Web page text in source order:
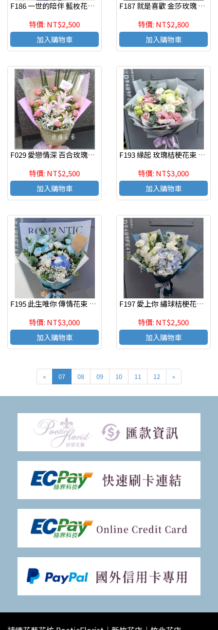
F186 一世的陪伴 藍枚花束 情人節 生日花束 新竹花店代客送花
特價: NT$2,500
加入購物車
F187 就是喜歡 金莎玫瑰 情人節 生日花束 新竹花店代客送花
特價: NT$2,800
加入購物車
F029 愛戀情深 百合玫瑰花束
特價: NT$2,500
加入購物車
F193 緣起 玫瑰桔梗花束 傳情花束 新竹花店 七夕情人節花束推薦
特價: NT$3,000
加入購物車
F195 此生唯你 傳情花束 新竹竹北網路花束
特價: NT$3,000
加入購物車
F197 愛上你 繡球桔梗花束 傳情花束 新竹竹北花店
特價: NT$2,500
加入購物車
« 07 08 09 10 11 12 »